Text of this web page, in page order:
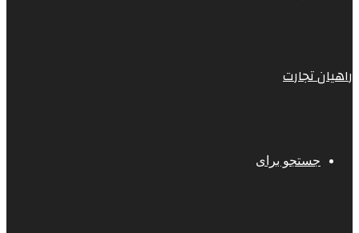
راهیان تجارت
جستجو برای